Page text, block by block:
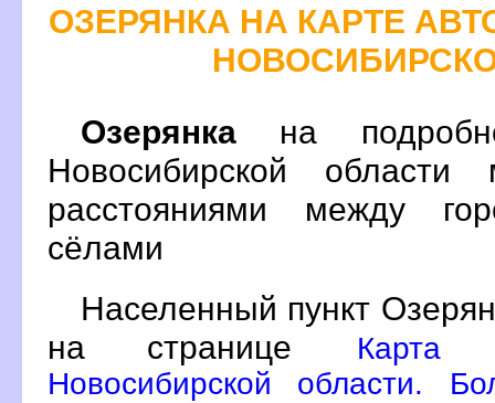
ОЗЕРЯНКА НА КАРТЕ
Озерянка на
Новосибирской
расстояниями между
сёлами
Населенный пункт
на странице
Карта
Новосибирской области.